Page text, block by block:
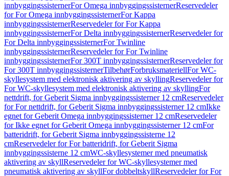
innbyggingssisternerFor Omega innbyggingssisternerReservedeler
for For Omega innbyggingssisternerFor Kappa
innbyggingssisternerReservedeler for For Kappa
innbyggingssisternerFor Delta innbyggingssisternerReservedeler for
For Delta innbyggingssisternerFor Twinline
innbyggingssisternerReservedeler for For Twinline
innbyggingssisternerFor 300T innbyggingssisternerReservedeler for
For 300T innbyggingssisternerTilbehørForbruksmateriellFor WC-
skyllesystem med elektronisk aktivering av skyllingReservedeler for
For WC-skyllesystem med elektronisk aktivering av skyllingFor
nettdrift, for Geberit Sigma innbyggingssisterner 12 cmReservedeler
for For nettdrift, for Geberit Sigma innbyggingssisterner 12 cmIkke
egnet for Geberit Omega innbyggingssisterner 12 cmReservedeler
for Ikke egnet for Geberit Omega innbyggingssisterner 12 cmFor
batteridrift, for Geberit Sigma innbyggingssisterne 12
cmReservedeler for For batteridrift, for Geberit Sigma
innbyggingssisterne 12 cmWC-skyllesystemer med pneumatisk
aktivering av skyllReservedeler for WC-skyllesystemer med
pneumatisk aktivering av skyllFor dobbeltskyllReservedeler for For